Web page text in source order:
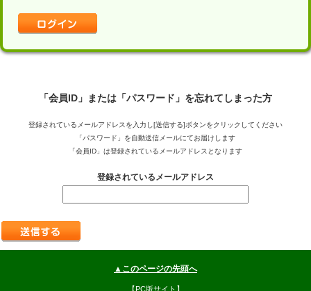
「会員ID」または「パスワード」を忘れてしまった方
登録されているメールアドレスを入力し[送信する]ボタンをクリックしてください
「パスワード」を自動送信メールにてお届けします
「会員ID」は登録されているメールアドレスとなります
登録されているメールアドレス
▲このページの先頭へ
【PC版サイト】